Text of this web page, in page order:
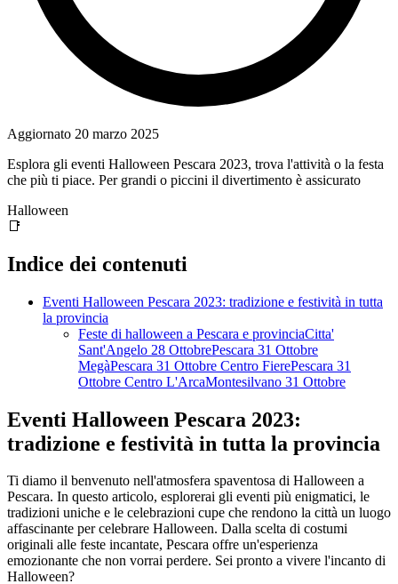
Aggiornato 20 marzo 2025
Esplora gli eventi Halloween Pescara 2023, trova l'attività o la festa
che più ti piace. Per grandi o piccini il divertimento è assicurato
Halloween
📑
Indice dei contenuti
Eventi Halloween Pescara 2023: tradizione e festività in tutta
la provincia
Feste di halloween a Pescara e provinciaCitta'
Sant'Angelo 28 OttobrePescara 31 Ottobre
MegàPescara 31 Ottobre Centro FierePescara 31
Ottobre Centro L'ArcaMontesilvano 31 Ottobre
Eventi Halloween Pescara 2023:
tradizione e festività in tutta la provincia
Ti diamo il benvenuto nell'atmosfera spaventosa di Halloween a
Pescara. In questo articolo, esplorerai gli eventi più enigmatici, le
tradizioni uniche e le celebrazioni cupe che rendono la città un luogo
affascinante per celebrare Halloween. Dalla scelta di costumi
originali alle feste incantate, Pescara offre un'esperienza
emozionante che non vorrai perdere. Sei pronto a vivere l'incanto di
Halloween?